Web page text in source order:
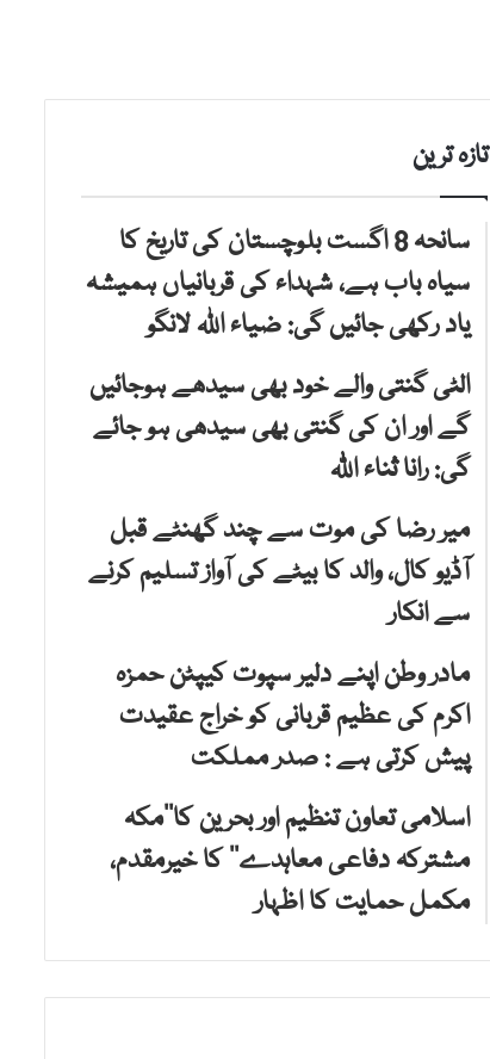
تازہ ترین
سانحہ 8 اگست بلوچستان کی تاریخ کا
سیاہ باب ہے، شہداء کی قربانیاں ہمیشہ
یاد رکھی جائیں گی: ضیاء اللہ لانگو
الٹی گنتی والے خود بھی سیدھے ہوجائیں
گے اور ان کی گنتی بھی سیدھی ہو جائے
گی: رانا ثناء اللّٰہ
میر رضا کی موت سے چند گھنٹے قبل
آڈیو کال، والد کا بیٹے کی آواز تسلیم کرنے
سے انکار
مادر وطن اپنے دلیر سپوت کیپٹن حمزہ
اکرم کی عظیم قربانی کو خراج عقیدت
پیش کرتی ہے : صدر مملکت
اسلامی تعاون تنظیم اور بحرین کا’’مکہ
مشترکہ دفاعی معاہدے‘‘ کا خیرمقدم،
مکمل حمایت کا اظہار